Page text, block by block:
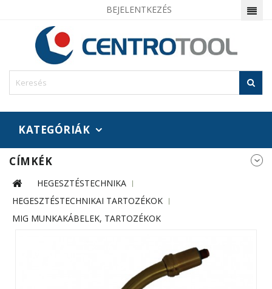
BEJELENTKEZÉS
KATEGÓRIÁK
CÍMKÉK
HEGESZTÉSTECHNIKA
HEGESZTÉSTECHNIKAI TARTOZÉKOK
MIG MUNKAKÁBELEK, TARTOZÉKOK